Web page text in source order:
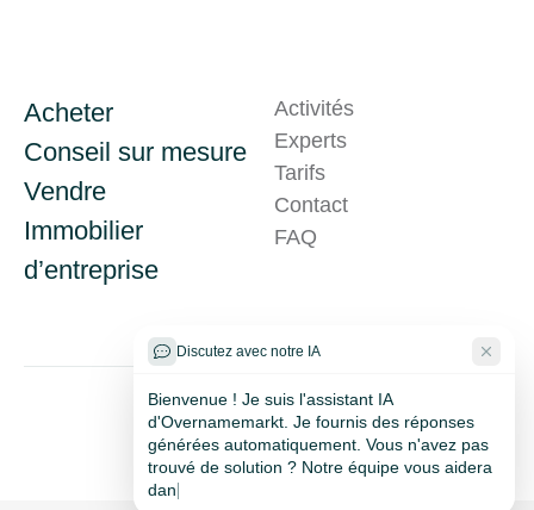
Acheter
Conseil sur mesure
Vendre
Immobilier
d’entreprise
Activités
Experts
Tarifs
Contact
FAQ
Discutez avec notre IA
Bienvenue ! Je suis l'assistant IA
d'Overnamemarkt. Je fournis des réponses
générées automatiquement. Vous n'avez pas
trouvé de solution ? Notre équipe vous aidera
dans les 24 heures ouvrables via le
Problème technique ?